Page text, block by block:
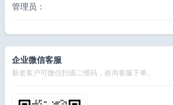
管理员：
企业微信客服
新老客户可微信扫描二维码，咨询客服下单。